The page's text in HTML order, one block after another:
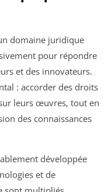
domaine juridique
pour répondre
et des innovateurs.
: accorder des droits
leurs œuvres, tout en
des connaissances
développée
et de